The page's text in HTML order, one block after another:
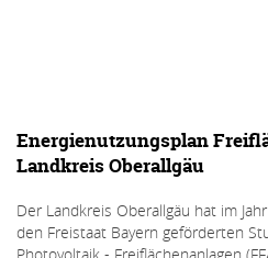
Energienutzungsplan
Landkreis Oberallgäu
Der Landkreis Oberallgäu hat im
den Freistaat Bayern geförderten
Photovoltaik - Freiflächenanlagen